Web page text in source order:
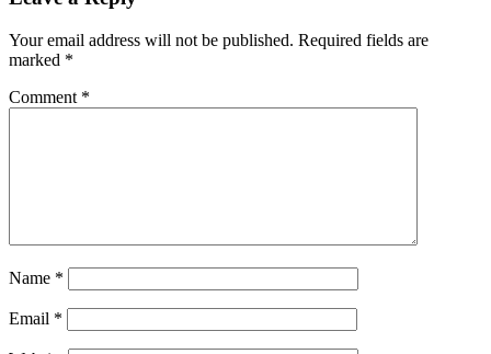
Your email address will not be published. Required fields are
marked *
Comment *
Name *
Email *